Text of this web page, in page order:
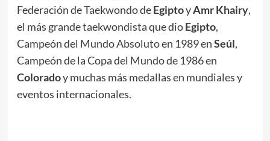
Federación de Taekwondo deEgiptoyAmr Khairy,
el más grande taekwondista que dioEgipto,
Campeón del Mundo Absoluto en 1989 enSeúl,
Campeón de la Copa del Mundo de 1986 en
Coloradoy muchas más medallas en mundiales y
eventos internacionales.